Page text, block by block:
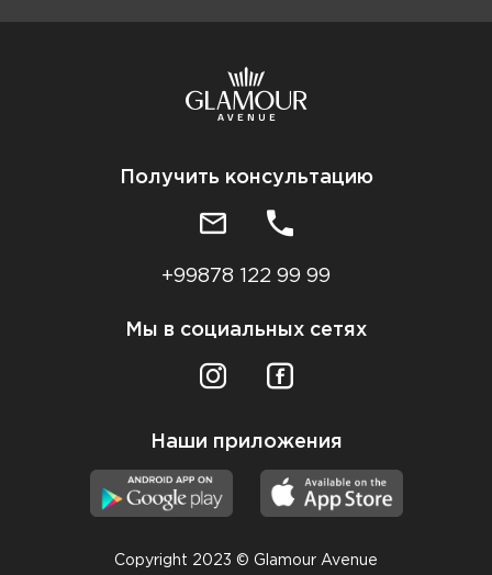
Получить консультацию
+99878 122 99 99
Мы в социальных сетях
Наши приложения
Copyright 2023 © Glamour Avenue